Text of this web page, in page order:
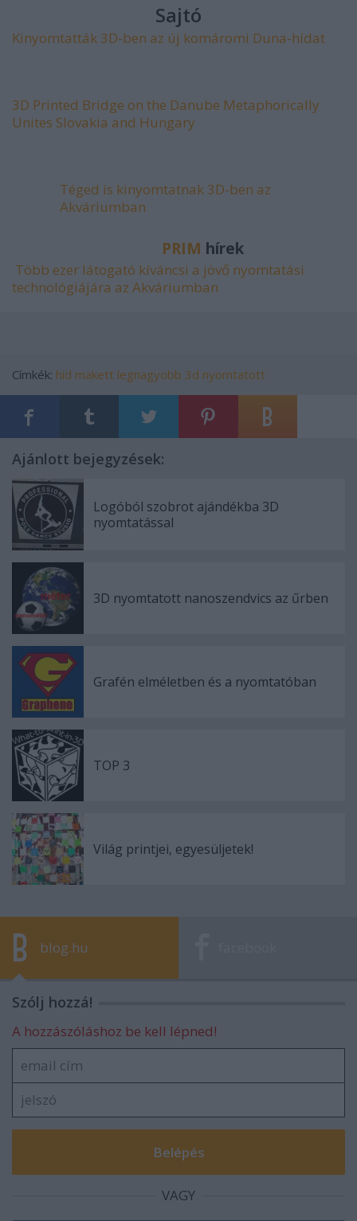
Sajtó
Kinyomtatták 3D-ben az új komáromi Duna-hídat
3D Printed Bridge on the Danube Metaphorically
Unites Slovakia and Hungary
Téged is kinyomtatnak 3D-ben az
Akváriumban
PRIM hírek
Több ezer látogató kíváncsi a jövő nyomtatási
technológiájára az Akváriumban
Címkék: híd makett legnagyobb 3d nyomtatott
Ajánlott bejegyzések:
Logóból szobrot ajándékba 3D
nyomtatással
3D nyomtatott nanoszendvics az űrben
Grafén elméletben és a nyomtatóban
TOP 3
Világ printjei, egyesüljetek!
blog.hu
Szólj hozzá!
A hozzászóláshoz be kell lépned!
VAGY